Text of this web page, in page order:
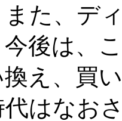
た、デ
後は、
え、買
はなお